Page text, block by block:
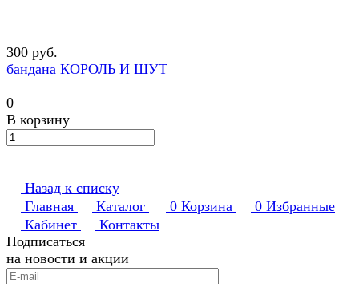
300 руб.
бандана КОРОЛЬ И ШУТ
0
В корзину
Назад к списку
Главная
Каталог 0 Корзина 0 Избранные
Кабинет
Контакты
Подписаться
на новости и акции